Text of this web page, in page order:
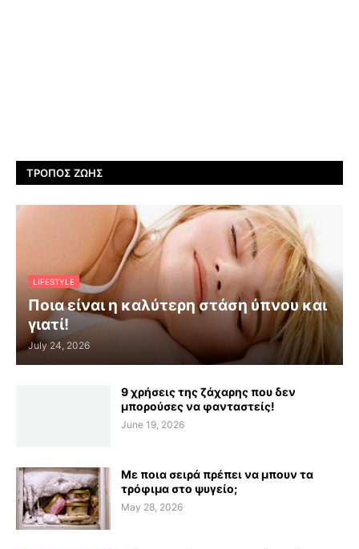
ΤΡΌΠΟΣ ΖΩΉΣ
LIFESTYLE
Ποια είναι η καλύτερη στάση ύπνου και
γιατί!
July 24, 2026
9 χρήσεις της ζάχαρης που δεν
μπορούσες να φανταστείς!
June 19, 2026
Με ποια σειρά πρέπει να μπουν τα
τρόφιμα στο ψυγείο;
May 28, 2026